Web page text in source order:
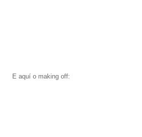
E aquí o making off: